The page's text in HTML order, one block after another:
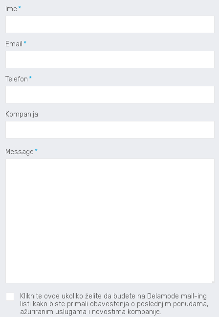
Ime
Email
Telefon
Kompanija
Message
Kliknite ovde ukoliko želite da budete na Delamode mail-ing
listi kako biste primali obavestenja o poslednjim ponudama,
ažuriranim uslugama i novostima kompanije.